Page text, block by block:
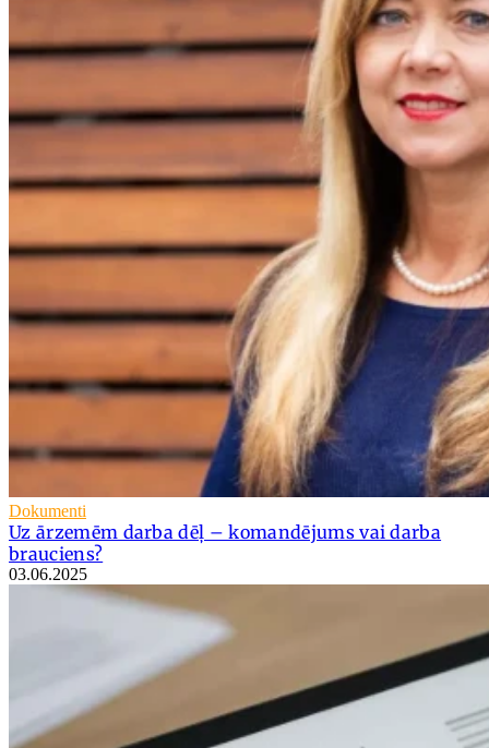
Dokumenti
Uz ārzemēm darba dēļ – komandējums vai darba
brauciens?
03.06.2025